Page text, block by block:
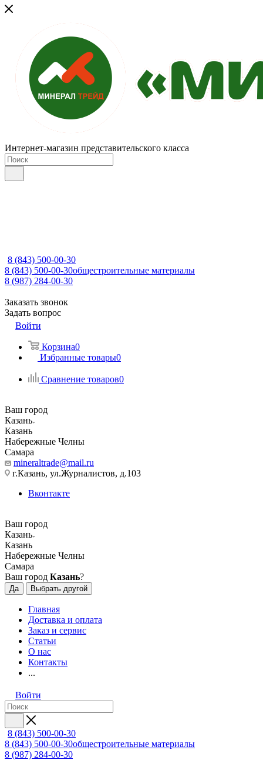
Интернет-магазин представительского класса
8 (843) 500-00-30
8 (843) 500-00-30общестроительные материалы
8 (987) 284-00-30
Заказать звонок
Задать вопрос
Войти
Корзина0
Избранные товары0
Сравнение товаров0
Ваш город
Казань
Казань
Набережные Челны
Самара
mineraltrade@mail.ru
г.Казань, ул.Журналистов, д.103
Вконтакте
Ваш город
Казань
Казань
Набережные Челны
Самара
Ваш город Казань?
Да Выбрать другой
Главная
Доставка и оплата
Заказ и сервис
Статьи
О нас
Контакты
...
Войти
8 (843) 500-00-30
8 (843) 500-00-30общестроительные материалы
8 (987) 284-00-30